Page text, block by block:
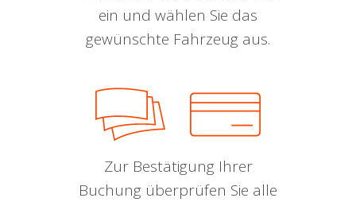
ein und wählen Sie das
gewünschte Fahrzeug aus.
Zur Bestätigung Ihrer
Buchung überprüfen Sie alle